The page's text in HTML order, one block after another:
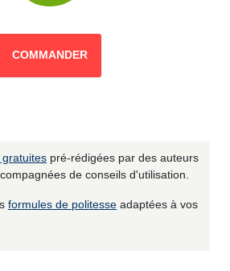
COMMANDER
pré-rédigées par des auteurs
de conseils d'utilisation.
formules de politesse adaptées à vos